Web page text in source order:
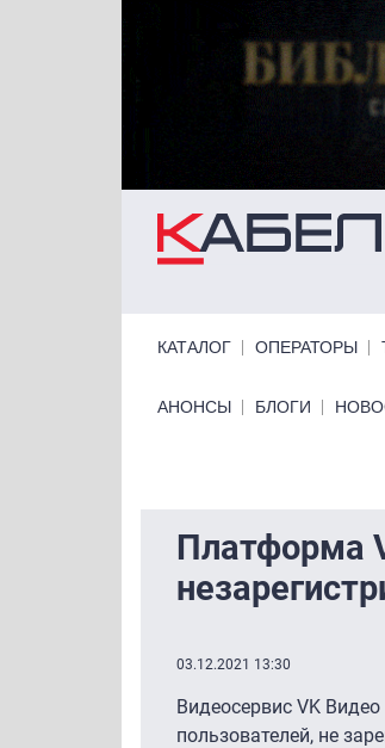
КАТАЛОГ ОПЕРАТОРЫ
Primary links bottom
АНОНСЫ БЛОГИ
Платформа
03.12.2021 13:30
Видеосервис VK
пользователей, не